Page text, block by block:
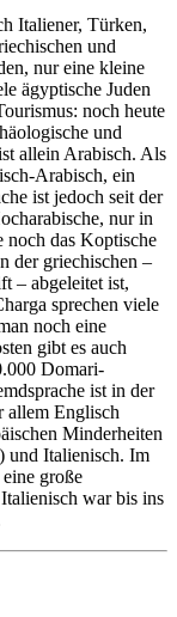
Italiener, Türken,
und
nur eine kleine
ägyptische Juden
noch heute
und
allein Arabisch. Als
Arabisch, ein
ist jedoch seit der
nur in
das Koptische
der griechischen –
– abgeleitet ist,
sprechen viele
noch eine
gibt es auch
Domari-
ist in der
allem Englisch
Minderheiten
und Italienisch. Im
große
war bis ins